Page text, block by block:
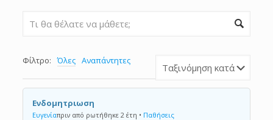
Φίλτρο: Όλες Αναπάντητες
Ενδομητριωση
Ευγενίαπριν από ρωτήθηκε 2 έτη • Παθήσεις